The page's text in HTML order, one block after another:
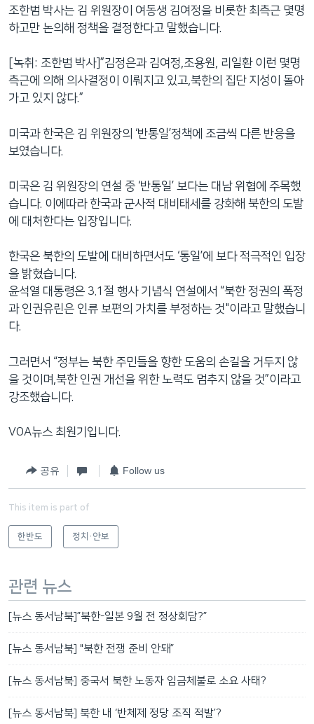
조한범 박사는 김 위원장이 여동생 김여정을 비롯한 최측근 몇명
하고만 논의해 정책을 결정한다고 말했습니다.
[녹취: 조한범 박사]”김정은과 김여정,조용원, 리일환 이런 몇명
측근에 의해 의사결정이 이뤄지고 있고,북한의 집단 지성이 돌아
가고 있지 않다.”
미국과 한국은 김 위원장의 ‘반통일’정책에 조금씩 다른 반응을
보였습니다.
미국은 김 위원장의 연설 중 ‘반통일’ 보다는 대남 위협에 주목했
습니다. 이에따라 한국과 군사적 대비태세를 강화해 북한의 도발
에 대처한다는 입장입니다.
한국은 북한의 도발에 대비하면서도 ‘통일’에 보다 적극적인 입장
을 밝혔습니다.
윤석열 대통령은 3.1절 행사 기념식 연설에서 “북한 정권의 폭정
과 인권유린은 인류 보편의 가치를 부정하는 것"이라고 말했습니
다.
그러면서 “정부는 북한 주민들을 향한 도움의 손길을 거두지 않
을 것이며,북한 인권 개선을 위한 노력도 멈추지 않을 것”이라고
강조했습니다.
VOA뉴스 최원기입니다.
공유 Follow us
This item is part of
한반도 정치·안보
관련 뉴스
[뉴스 동서남북]”북한-일본 9월 전 정상회담?”
[뉴스 동서남북] "북한 전쟁 준비 안돼”
[뉴스 동서남북] 중국서 북한 노동자 임금체불로 소요 사태?
[뉴스 동서남북] 북한 내 ‘반체제 정당 조직 적발’?